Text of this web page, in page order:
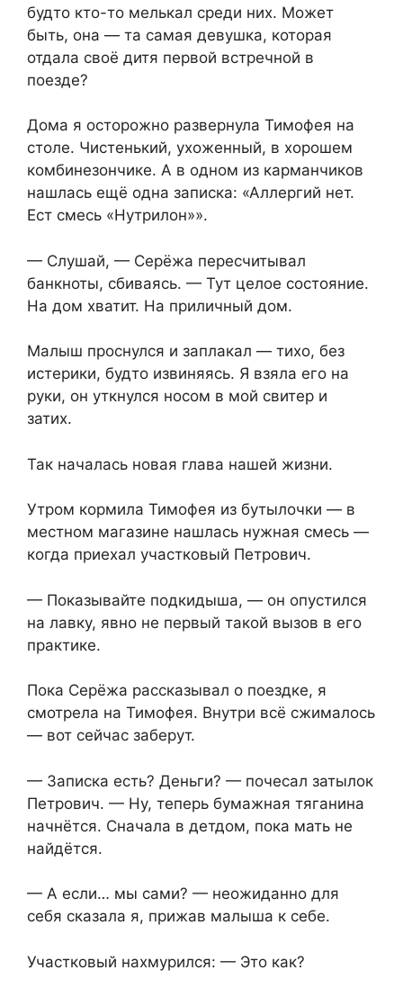
будто кто-то мелькал среди них. Может
быть, она — та самая девушка, которая
отдала своё дитя первой встречной в
поезде?
Дома я осторожно развернула Тимофея на
столе. Чистенький, ухоженный, в хорошем
комбинезончике. А в одном из карманчиков
нашлась ещё одна записка: «Аллергий нет.
Ест смесь «Нутрилон»».
— Слушай, — Серёжа пересчитывал
банкноты, сбиваясь. — Тут целое состояние.
На дом хватит. На приличный дом.
Малыш проснулся и заплакал — тихо, без
истерики, будто извиняясь. Я взяла его на
руки, он уткнулся носом в мой свитер и
затих.
Так началась новая глава нашей жизни.
Утром кормила Тимофея из бутылочки — в
местном магазине нашлась нужная смесь —
когда приехал участковый Петрович.
— Показывайте подкидыша, — он опустился
на лавку, явно не первый такой вызов в его
практике.
Пока Серёжа рассказывал о поездке, я
смотрела на Тимофея. Внутри всё сжималось
— вот сейчас заберут.
— Записка есть? Деньги? — почесал затылок
Петрович. — Ну, теперь бумажная тяганина
начнётся. Сначала в детдом, пока мать не
найдётся.
— А если… мы сами? — неожиданно для
себя сказала я, прижав малыша к себе.
Участковый нахмурился: — Это как?